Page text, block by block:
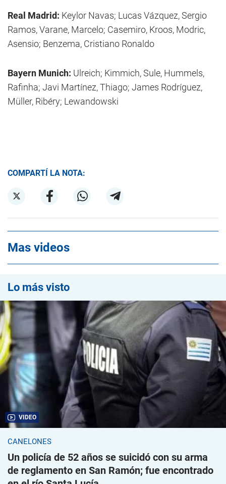
Real Madrid: Keylor Navas; Lucas Vázquez, Sergio
Ramos, Varane, Marcelo; Casemiro, Kroos, Modric,
Asensio; Benzema, Cristiano Ronaldo
Bayern Munich: Ulreich; Kimmich, Sule, Hummels,
Rafinha; Javi Martínez, Thiago; James Rodríguez,
Müller, Ribéry; Lewandowski
COMPARTÍ LA NOTA:
Mas videos
Lo más visto
VIDEO
CANELONES
Un policía de 52 años se suicidó con su arma
de reglamento en San Ramón; fue encontrado